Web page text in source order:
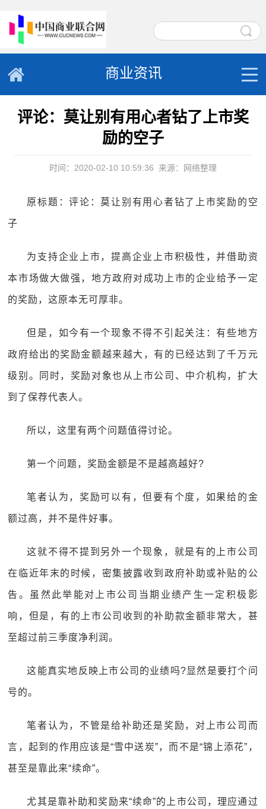
商业资讯
评论：莫让别有用心者钻了上市奖
励的空子
时间：2020-02-10 10:59:36 来源：网络整理
原标题：评论：莫让别有用心者钻了上市奖励的空
子
为支持企业上市，提高企业上市积极性，并借助资
本市场做大做强，地方政府对成功上市的企业给予一定
的奖励，这原本无可厚非。
但是，如今有一个现象不得不引起关注：有些地方
政府给出的奖励金额越来越大，有的已经达到了千万元
级别。同时，奖励对象也从上市公司、中介机构，扩大
到了保荐代表人。
所以，这里有两个问题值得讨论。
第一个问题，奖励金额是不是越高越好?
笔者认为，奖励可以有，但要有个度，如果给的金
额过高，并不是件好事。
这就不得不提到另外一个现象，就是有的上市公司
在临近年末的时候，密集披露收到政府补助或补贴的公
告。虽然此举能对上市公司当期业绩产生一定积极影
响，但是，有的上市公司收到的补助款金额非常大，甚
至超过前三季度净利润。
这能真实地反映上市公司的业绩吗?显然是要打个问
号的。
笔者认为，不管是给补助还是奖励，对上市公司而
言，起到的作用应该是“雪中送炭”，而不是“锦上添花”，
甚至是靠此来“续命”。
尤其是靠补助和奖励来“续命”的上市公司，理应通过